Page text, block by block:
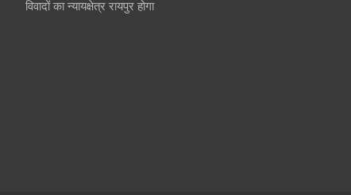
विवादों का न्यायक्षेत्र रायपुर होगा